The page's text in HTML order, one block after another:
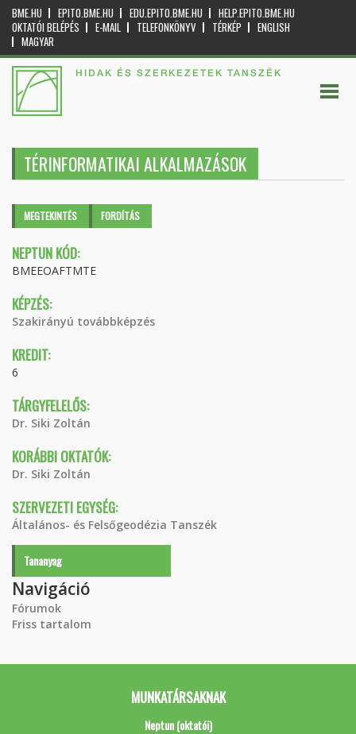
BME.HU EPITO.BME.HU EDU.EPITO.BME.HU
HELP.EPITO.BME.HU
OKTATÓI BELÉPÉS
E-MAIL TELEFONKÖNYV TÉRKÉP
ENGLISH
MAGYAR
HIDAK ÉS SZERKEZETEK TANSZÉK
TÉRINFORMATIKAI ALKALMAZÁSOK
Elsődleges fülek
MEGTEKINTÉS (AKTÍVFORDÍTÁS
NEPTUN KÓD:
BMEEOAFTMTE
KÉPZÉS:
Szakirányú továbbképzés
KREDIT:
6
TÁRGYFELELŐS:
Dr. Siki Zoltán
KORÁBBI OKTATÓK:
Dr. Siki Zoltán
SZERVEZETI EGYSÉG:
Általános- és Felsőgeodézia Tanszék
Tananyag
Navigáció
Fórumok
Friss tartalom
MUNKATÁRSAKNAK
Neptun (oktatói)